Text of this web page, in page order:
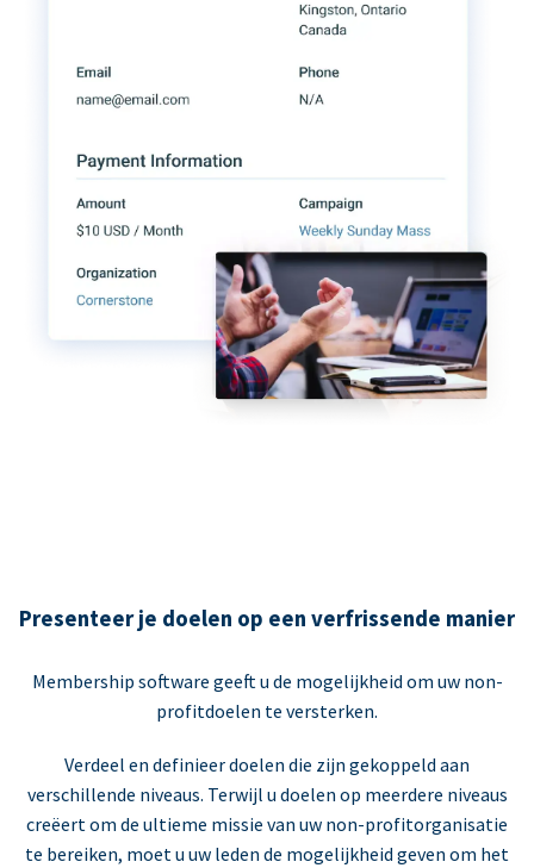
Presenteer je doelen op een verfrissende manier
Membership software geeft u de mogelijkheid om uw non-
profitdoelen te versterken.
Verdeel en definieer doelen die zijn gekoppeld aan
verschillende niveaus. Terwijl u doelen op meerdere niveaus
creëert om de ultieme missie van uw non-profitorganisatie
te bereiken, moet u uw leden de mogelijkheid geven om het